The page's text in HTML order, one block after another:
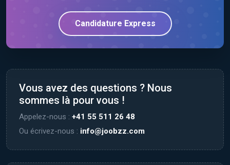
Candidature Express
Vous avez des questions ? Nous
sommes là pour vous !
Appelez-nous : +41 55 511 26 48
Ou écrivez-nous : info@joobzz.com